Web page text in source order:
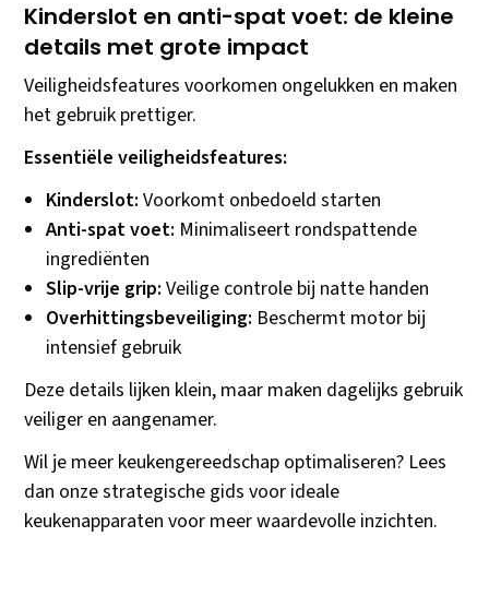
Kinderslot en anti-spat voet: de kleine
details met grote impact
Veiligheidsfeatures voorkomen ongelukken en maken
het gebruik prettiger.
Essentiële veiligheidsfeatures:
Kinderslot: Voorkomt onbedoeld starten
Anti-spat voet: Minimaliseert rondspattende
ingrediënten
Slip-vrije grip: Veilige controle bij natte handen
Overhittingsbeveiliging: Beschermt motor bij
intensief gebruik
Deze details lijken klein, maar maken dagelijks gebruik
veiliger en aangenamer.
Wil je meer keukengereedschap optimaliseren? Lees
dan onze strategische gids voor ideale
keukenapparaten voor meer waardevolle inzichten.